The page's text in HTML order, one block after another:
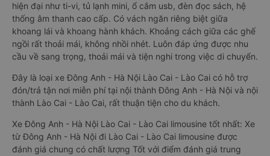
hiện đại như ti-vi, tủ lạnh mini, ổ cắm usb, đèn đọc sách, hệ
thống âm thanh cao cấp. Có vách ngăn riêng biệt giữa
khoang lái và khoang hành khách. Khoảng cách giữa các ghế
ngồi rất thoải mái, không nhồi nhét. Luôn đáp ứng được nhu
cầu về sang trọng, thoải mái và tiện nghi trong việc di chuyển.
Đây là loại xe Đông Anh - Hà Nội Lào Cai - Lào Cai có hỗ trợ
đón/trả tận nơi miễn phí tại nội thành Đông Anh - Hà Nội và nội
thành Lào Cai - Lào Cai, rất thuận tiện cho du khách.
Xe Đông Anh - Hà Nội Lào Cai - Lào Cai limousine tốt nhất: Xe
từ Đông Anh - Hà Nội đi Lào Cai - Lào Cai limousine được
đánh giá chung có chất lượng Tốt với điểm đánh giá trung